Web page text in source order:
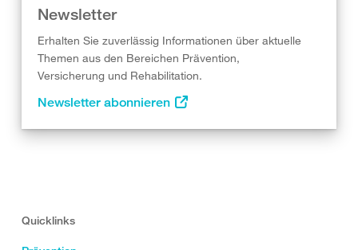
Newsletter
Erhalten Sie zuverlässig Informationen über aktuelle
Themen aus den Bereichen Prävention,
Versicherung und Rehabilitation.
Newsletter abonnieren
Quicklinks